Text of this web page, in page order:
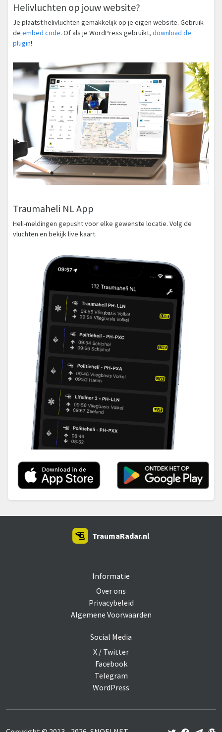
Helivluchten op jouw website?
Je plaatst helivluchten gemakkelijk op je eigen website. Gebruik
de embed code. Of als je WordPress gebruikt, download de
plugin!
Traumaheli NL App
Heli-meldingen gepusht voor elke gewenste locatie. Volg de
vluchten en bekijk live kaart.
Informatie
Over ons
Privacybeleid
Algemene Voorwaarden
Social Media
X / Twitter
Facebook
Telegram
WordPress
TraumaRadar.nl